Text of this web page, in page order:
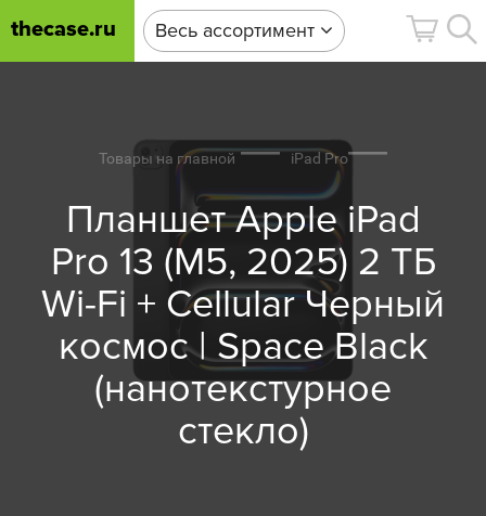
thecase.ru Весь ассортимент
Товары на главной iPad Pro
Планшет Apple iPad
Pro 13 (M5, 2025) 2 ТБ
Wi-Fi + Cellular Черный
космос | Space Black
(нанотекстурное
стекло)